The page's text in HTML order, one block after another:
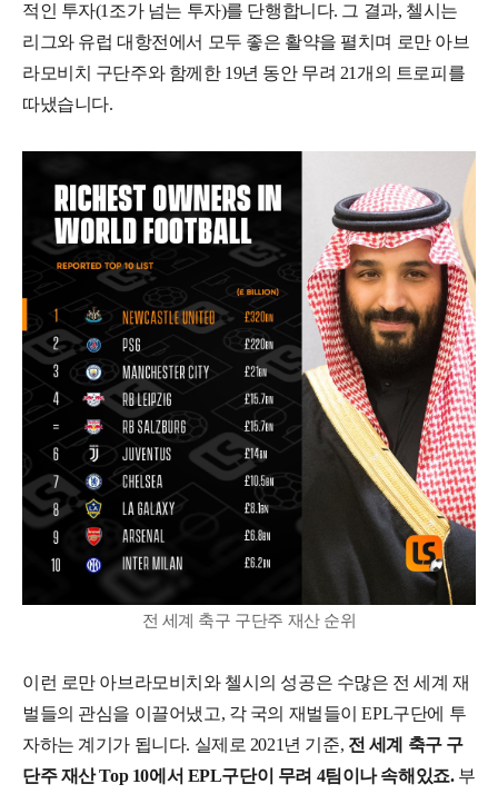
적인 투자(1조가 넘는 투자)를 단행합니다. 그 결과, 첼시는
리그와 유럽 대항전에서 모두 좋은 활약을 펼치며 로만 아브
라모비치 구단주와 함께한 19년 동안 무려 21개의 트로피를
따냈습니다.
전 세계 축구 구단주 재산 순위
이런 로만 아브라모비치와 첼시의 성공은 수많은 전 세계 재
벌들의 관심을 이끌어냈고, 각 국의 재벌들이 EPL구단에 투
자하는 계기가 됩니다. 실제로 2021년 기준, 전 세계 축구 구
단주 재산 Top 10에서 EPL구단이 무려 4팀이나 속해있죠. 부